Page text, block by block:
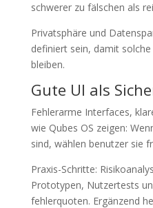
schwerer zu fälschen als
Privatsphäre und
definiert sein, damit
bleiben.
Gute UI als
Fehlerarme Interfaces,
wie Qubes OS zeigen:
sind, wählen benutzer sie
Praxis-Schritte:
Prototypen, Nutzertests
fehlerquoten. Ergänzend